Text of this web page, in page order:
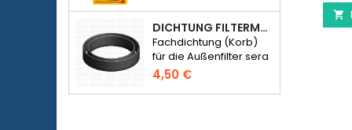
DICHTUNG FILTERMEDIENFACH - SERA FIL BIOACTIVE 250 FILTER BEI 400+UV UND UVC-XTREME 800 ODER 1200
Fachdichtung (Korb)
für die Außenfilter sera
Fil Bioactive 250,
250+UV, 400+UV und
UVC-Xtreme 800/1200.
4,50 €
